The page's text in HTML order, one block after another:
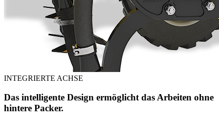
INTEGRIERTE ACHSE
Das intelligente Design ermöglicht das Arbeiten ohne
hintere Packer.